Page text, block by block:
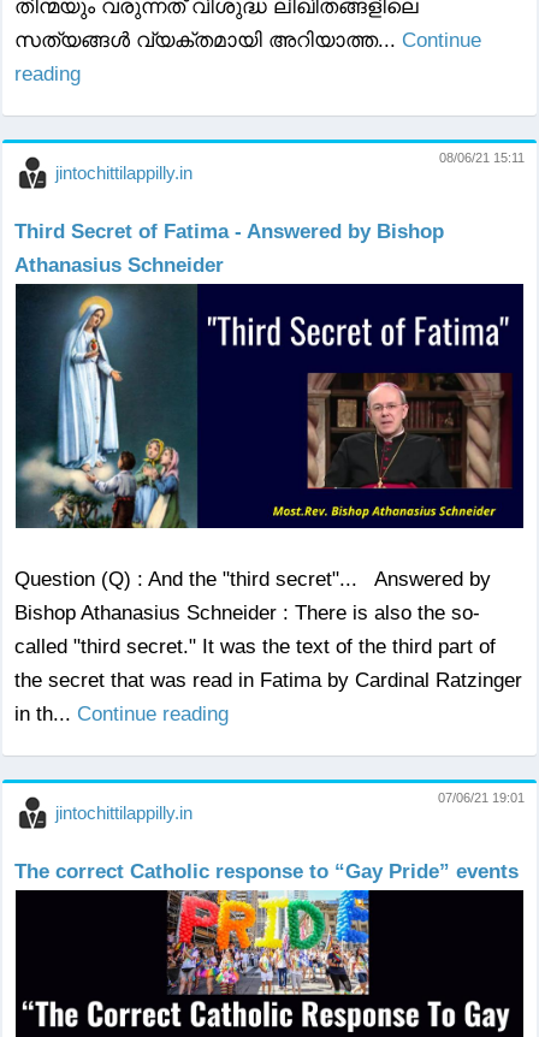
തിന്മയും വരുന്നത് വിശുദ്ധ ലിഖിതങ്ങളിലെ
സത്യങ്ങൾ വ്യക്തമായി അറിയാത്ത... Continue
reading
jintochittilappilly.in
08/06/21 15:11
Third Secret of Fatima - Answered by Bishop
Athanasius Schneider
Question (Q) : And the "third secret"... Answered by
Bishop Athanasius Schneider : There is also the so-
called "third secret." It was the text of the third part of
the secret that was read in Fatima by Cardinal Ratzinger
in th... Continue reading
jintochittilappilly.in
07/06/21 19:01
The correct Catholic response to “Gay Pride” events